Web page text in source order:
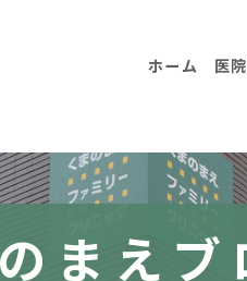
ホーム 医
内科
消化器内科
日帰り大腸ポリープ手術について
まえブ